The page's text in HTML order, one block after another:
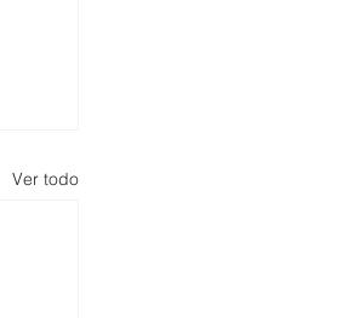
Ver todo